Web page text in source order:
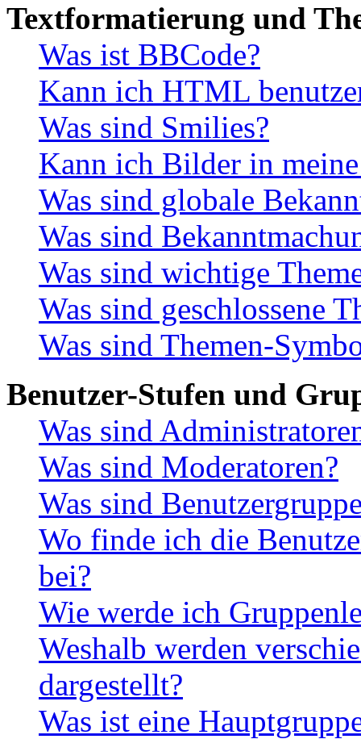
Textformatierung und
Was ist BBCode?
Kann ich HTML
Was sind Smilies?
Kann ich Bilder in
Was sind globale
Was sind
Was sind wichtige
Was sind geschlossene
Was sind Themen-
Benutzer-Stufen und
Was sind
Was sind Moderatoren?
Was sind
Wo finde ich die
bei?
Wie werde ich
Weshalb werden
dargestellt?
Was ist eine